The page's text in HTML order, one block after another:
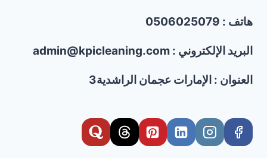
المياه
هاتف : 0506025079
البريد الإلكتروني : admin@kpicleaning.com
العنوان : الإمارات عجمان الراشدية3